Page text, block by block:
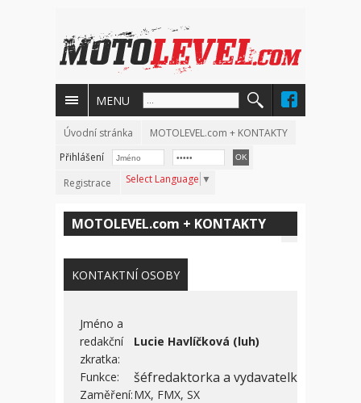
MENU
Úvodní stránka
MOTOLEVEL.com + KONTAKTY
Přihlášení
Registrace
Select Language ▼
MOTOLEVEL.com + KONTAKTY
KONTAKTNÍ OSOBY
Jméno a
redakční
zkratka:
Lucie Havlíčková (luh)
Funkce: šéfredaktorka a vydavatelka
Zaměření:MX, FMX, SX